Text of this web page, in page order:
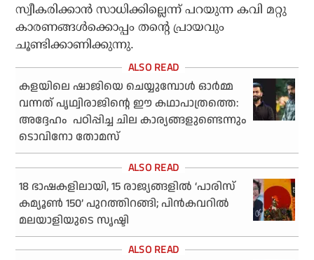
സ്വീകരിക്കാന്‍ സാധിക്കില്ലെന്ന് പറയുന്ന കവി മറ്റു
കാരണങ്ങള്‍ക്കൊപ്പം തന്റെ പ്രായവും
ചൂണ്ടിക്കാണിക്കുന്നു.
കളയിലെ ഷാജിയെ ചെയ്യുമ്പോള്‍ ഓര്‍മ്മ
വന്നത് പൃഥ്വിരാജിന്റെ ഈ കഥാപാത്രത്തെ:
അദ്ദേഹം പഠിപ്പിച്ച ചില കാര്യങ്ങളുണ്ടെന്നും
ടൊവിനോ തോമസ്
18 ഭാഷകളിലായി, 15 രാജ്യങ്ങളില്‍ ‘പാരിസ്
കമ്യൂണ്‍ 150’ പുറത്തിറങ്ങി; പിന്‍കവറില്‍
മലയാളിയുടെ സൃഷ്ടി